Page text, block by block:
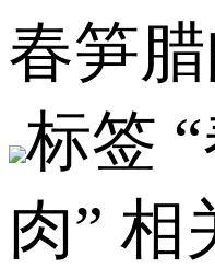
春笋
标签
肉” 相